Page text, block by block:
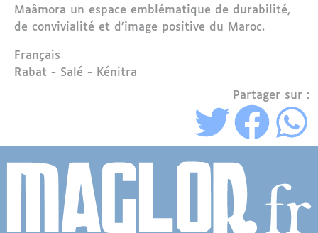
Maâmora un espace emblématique de durabilité,
de convivialité et d’image positive du Maroc.
Langue
Français
Région
Rabat - Salé - Kénitra
Partager sur :